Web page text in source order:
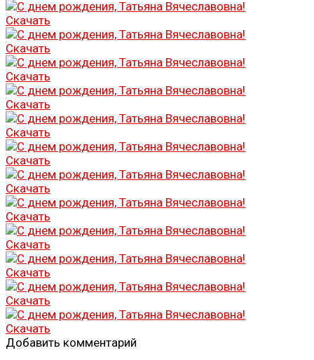
Скачать
Скачать
Скачать
Скачать
Скачать
Скачать
Скачать
Скачать
Скачать
Скачать
Скачать
Скачать
Добавить комментарий